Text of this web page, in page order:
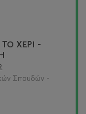
ΧΕΡΙ -
Σπουδών -